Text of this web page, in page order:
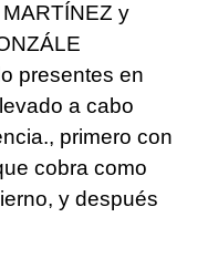
y
presentes en
a cabo
primero con
cobra como
y después